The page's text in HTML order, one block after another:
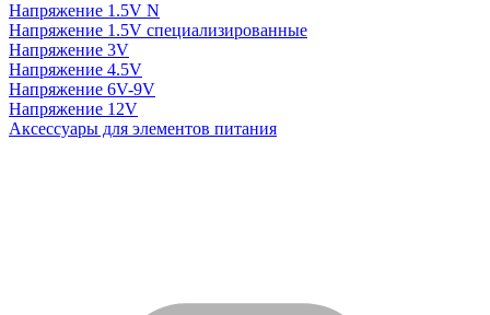
Напряжение 1.5V N
Напряжение 1.5V специализированные
Напряжение 3V
Напряжение 4.5V
Напряжение 6V-9V
Напряжение 12V
Аксессуары для элементов питания